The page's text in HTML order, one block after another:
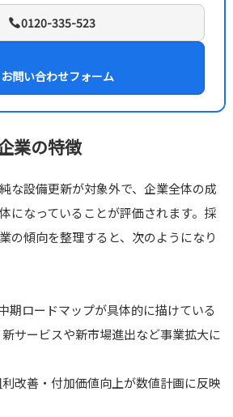
0120-335-523
問い合わせフォーム
業の特徴
な設備更新が対象外で、企業全体の成
になっていることが評価されます。採
の傾向を整理すると、次のようになり
期ロードマップが具体的に描けている
サービスや新市場進出など事業拡大に
改善・付加価値向上が数値計画に反映